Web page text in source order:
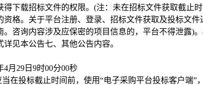
下载招标文件的权限。(注：未在招标文件获取截止
资格。关于平台注册、登录、招标文件获取及投标文
咨询内容涉及应保密的项目信息的，平台不得泄露)
见本公告七、其他公告内容。
月29日9时00分00秒
在投标截止时间前，使用“电子采购平台投标客户端”